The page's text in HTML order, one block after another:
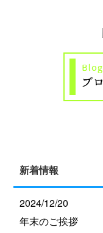
新着情報
2024/12/20
年末のご挨拶